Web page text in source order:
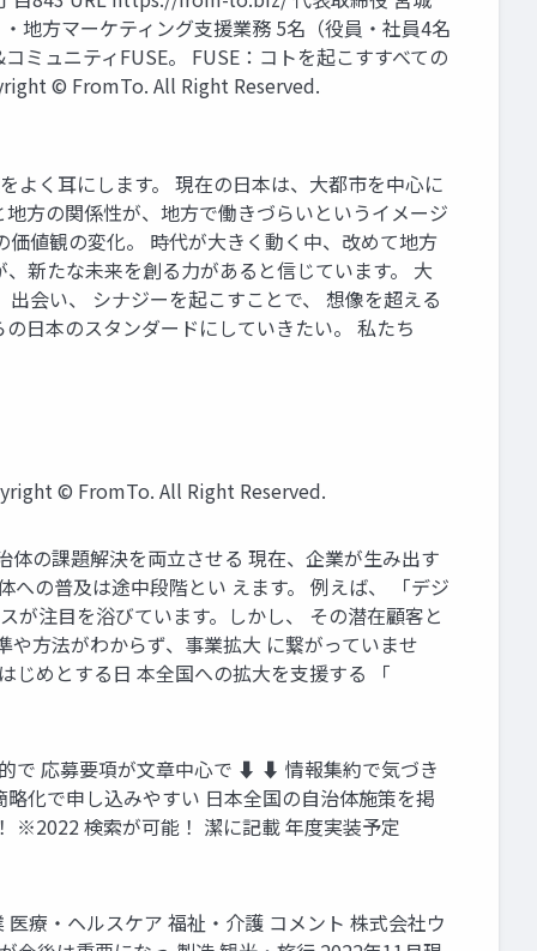
地方マーケティング支援業務 5名（役員・社員4名
ミュニティFUSE。 FUSE：コトを起こすすべての
© FromTo. All Right Reserved.
よく耳にします。 現在の日本は、大都市を中心に
方の関係性が、地方で働きづらいというイメージ
値観の変化。 時代が大きく動く中、改めて地方
新たな未来を創る力があると信じています。 大
会い、 シナジーを起こすことで、 想像を超える
日本のスタンダードにしていきたい。 私たち
© FromTo. All Right Reserved.
体の課題解決を両立させる 現在、企業が生み出す
の普及は途中段階とい えます。 例えば、 「デジ
が注目を浴びています。しかし、 その潜在顧客と
方法がわからず、事業拡大 に繋がっていませ
じめとする日 本全国への拡大を支援する 「
で 応募要項が文章中心で ⬇ ⬇ 情報集約で気づき
化で申し込みやすい 日本全国の自治体施策を掲
※2022 検索が可能！ 潔に記載 年度実装予定
療・ヘルスケア 福祉・介護 コメント 株式会社ウ